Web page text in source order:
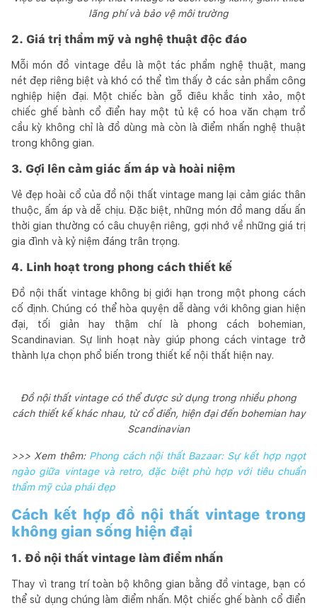
lãng phí và bảo vệ môi trường
2. Giá trị thẩm mỹ và nghệ thuật độc đáo
Mỗi món đồ vintage đều là một tác phẩm nghệ thuật, mang
nét đẹp riêng biệt và khó có thể tìm thấy ở các sản phẩm công
nghiệp hiện đại. Một chiếc bàn gỗ điêu khắc tinh xảo, một
chiếc ghế bành cổ điển hay một tủ kệ có hoa văn chạm trổ
cầu kỳ không chỉ là đồ dùng mà còn là điểm nhấn nghệ thuật
trong không gian.
3. Gợi lên cảm giác ấm áp và hoài niệm
Vẻ đẹp hoài cổ của đồ nội thất vintage mang lại cảm giác thân
thuộc, ấm áp và dễ chịu. Đặc biệt, những món đồ mang dấu ấn
thời gian thường có câu chuyện riêng, gợi nhớ về những giá trị
gia đình và kỷ niệm đáng trân trọng.
4. Linh hoạt trong phong cách thiết kế
Đồ nội thất vintage không bị giới hạn trong một phong cách
cố định. Chúng có thể hòa quyện dễ dàng với không gian hiện
đại, tối giản hay thậm chí là phong cách bohemian,
Scandinavian. Sự linh hoạt này giúp phong cách vintage trở
thành lựa chọn phổ biến trong thiết kế nội thất hiện nay.
Đồ nội thất vintage có thể được sử dụng trong nhiều phong
cách thiết kế khác nhau, từ cổ điển, hiện đại đến bohemian hay
Scandinavian
>>> Xem thêm: Phong cách nội thất Bazaar: Sự kết hợp ngọt
ngào giữa vintage và retro, đặc biệt phù hợp với tiêu chuẩn
thẩm mỹ của phái đẹp
Cách kết hợp đồ nội thất vintage trong
không gian sống hiện đại
1. Đồ nội thất vintage làm điểm nhấn
Thay vì trang trí toàn bộ không gian bằng đồ vintage, bạn có
thể sử dụng chúng làm điểm nhấn. Một chiếc ghế bành cổ điển